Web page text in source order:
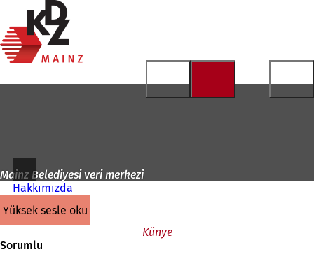
İçeriğe atla
sayfaya
Mainz Belediyesi veri merkezi
Hakkımızda
yüksek sesle oku
Künye
Sorumlu